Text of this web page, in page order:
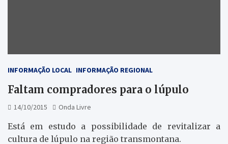
INFORMAÇÃO LOCAL INFORMAÇÃO REGIONAL
Faltam compradores para o lúpulo
14/10/2015 Onda Livre
Está em estudo a possibilidade de revitalizar a
cultura de lúpulo na região transmontana.